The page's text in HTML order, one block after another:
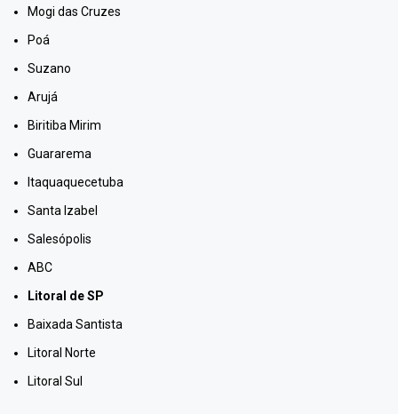
Mogi das Cruzes
Poá
Suzano
Arujá
Biritiba Mirim
Guararema
Itaquaquecetuba
Santa Izabel
Salesópolis
ABC
Litoral de SP
Baixada Santista
Litoral Norte
Litoral Sul